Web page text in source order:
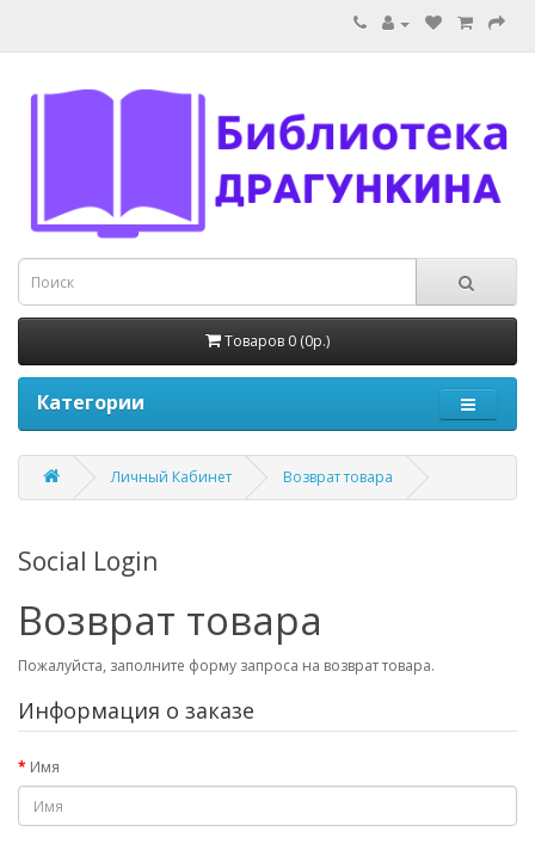
Товаров 0 (0р.)
Категории
Личный Кабинет Возврат товара
Social Login
Возврат товара
Пожалуйста, заполните форму запроса на возврат товара.
Информация о заказе
Имя